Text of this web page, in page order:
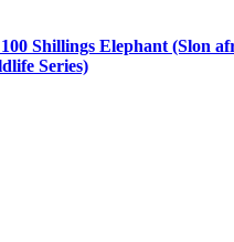
Shillings Elephant (Slon
Series)